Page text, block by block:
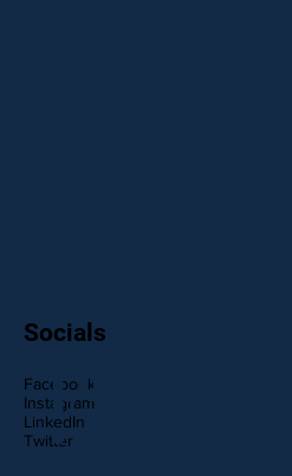
Socials
Facebook
Instagram
LinkedIn
Twitter
place to